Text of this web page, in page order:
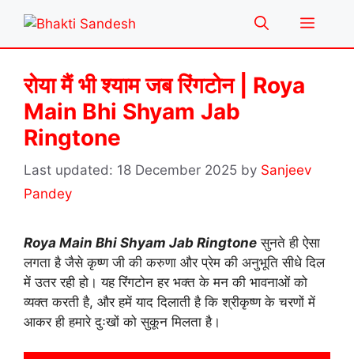
content
Menu
रोया मैं भी श्याम जब रिंगटोन | Roya
Main Bhi Shyam Jab
Ringtone
18 December 2025 by Sanjeev
Pandey
Roya Main Bhi Shyam Jab Ringtone सुनते ही ऐसा
लगता है जैसे कृष्ण जी की करुणा और प्रेम की अनुभूति सीधे दिल
में उतर रही हो। यह रिंगटोन हर भक्त के मन की भावनाओं को
व्यक्त करती है, और हमें याद दिलाती है कि श्रीकृष्ण के चरणों में
आकर ही हमारे दुःखों को सुकून मिलता है।